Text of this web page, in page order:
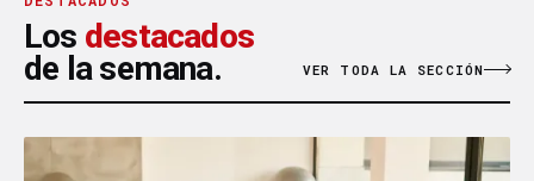
Los destacados
de la semana.
VER TODA LA SECCIÓN